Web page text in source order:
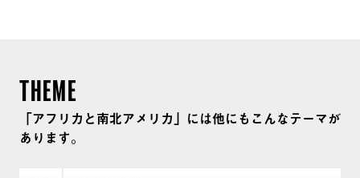
とつのラテン・アメリカ史 ラテンアメリカの歴史 :
史料から読み解く植民地時代 1493 : 世界を変えた大
陸間の「交換」 征服者 (コンキスタドール) ピサロ
THEME
「アフリカと南北アメリカ」には他にもこんなテーマが
あります。